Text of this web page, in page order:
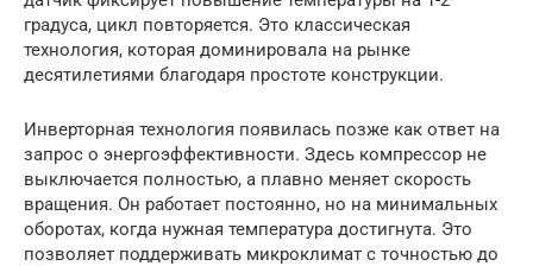
градуса, цикл повторяется. Это классическая
технология, которая доминировала на рынке
десятилетиями благодаря простоте конструкции.
Инверторная технология появилась позже как ответ на
запрос о энергоэффективности. Здесь компрессор не
выключается полностью, а плавно меняет скорость
вращения. Он работает постоянно, но на минимальных
оборотах, когда нужная температура достигнута. Это
позволяет поддерживать микроклимат с точностью до